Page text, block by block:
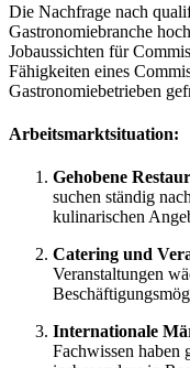
Die Nachfrage nach
Gastronomiebranche
Jobaussichten für
Fähigkeiten eines
Gastronomiebetrieben
Arbeitsmarktsituation:
Gehobene
suchen ständig
kulinarischen
Catering und
Veranstaltungen
Internationale
Fachwissen haben